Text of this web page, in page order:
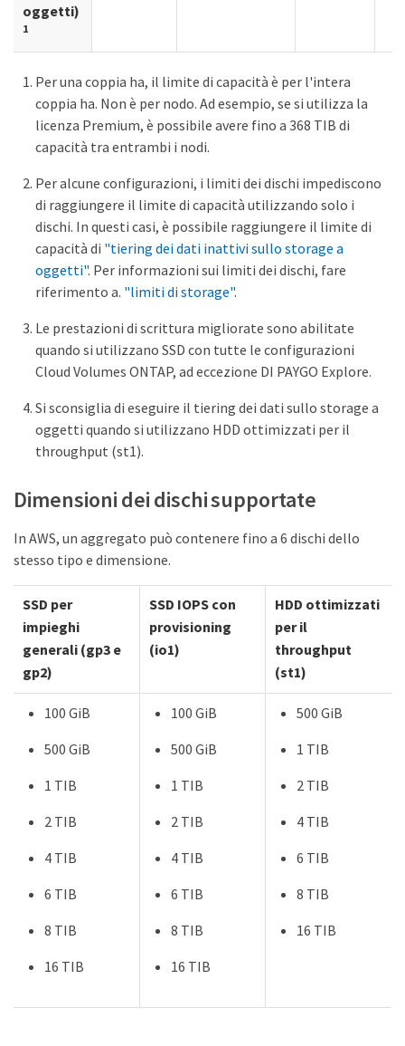
oggetti)
1
Per una coppia ha, il limite di capacità è per l'intera
coppia ha. Non è per nodo. Ad esempio, se si utilizza la
licenza Premium, è possibile avere fino a 368 TIB di
capacità tra entrambi i nodi.
Per alcune configurazioni, i limiti dei dischi impediscono
di raggiungere il limite di capacità utilizzando solo i
dischi. In questi casi, è possibile raggiungere il limite di
capacità di "tiering dei dati inattivi sullo storage a
oggetti". Per informazioni sui limiti dei dischi, fare
riferimento a. "limiti di storage".
Le prestazioni di scrittura migliorate sono abilitate
quando si utilizzano SSD con tutte le configurazioni
Cloud Volumes ONTAP, ad eccezione DI PAYGO Explore.
Si sconsiglia di eseguire il tiering dei dati sullo storage a
oggetti quando si utilizzano HDD ottimizzati per il
throughput (st1).
Dimensioni dei dischi supportate
In AWS, un aggregato può contenere fino a 6 dischi dello
stesso tipo e dimensione.
SSD per
impieghi
generali (gp3 e
gp2)
SSD IOPS con
provisioning
(io1)
HDD ottimizzati
per il
throughput
(st1)
100 GiB
500 GiB
1 TIB
2 TIB
4 TIB
6 TIB
8 TIB
16 TIB
100 GiB
500 GiB
1 TIB
2 TIB
4 TIB
6 TIB
8 TIB
16 TIB
500 GiB
1 TIB
2 TIB
4 TIB
6 TIB
8 TIB
16 TIB